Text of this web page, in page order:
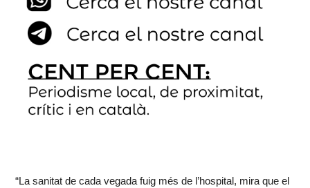
“La sanitat de cada vegada fuig més de l’hospital, mira que el